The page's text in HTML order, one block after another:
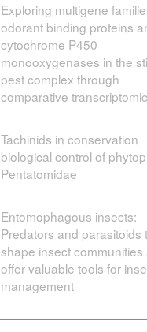
Exploring multigene
odorant binding proteins
cytochrome P450
monooxygenases in the
pest complex through
comparative
Tachinids in conservation
biological control of
Pentatomidae
Entomophagous insects:
Predators and parasitoids
shape insect communities
offer valuable tools for
management